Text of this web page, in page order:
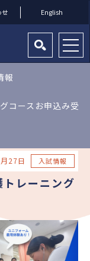
せ English
報
コースお申込み受
トレーニング
27日 入試情報